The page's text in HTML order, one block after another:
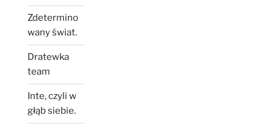
Zdetermino
wany świat.
Dratewka
team
Inte, czyli w
głąb siebie.